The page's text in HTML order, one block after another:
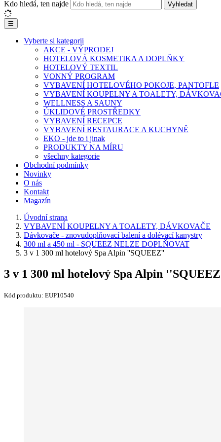
Kdo hledá, ten najde Vyhledat
☰
Vyberte si kategorii
AKCE - VÝPRODEJ
HOTELOVÁ KOSMETIKA A DOPLŇKY
HOTELOVÝ TEXTIL
VONNÝ PROGRAM
VYBAVENÍ HOTELOVÉHO POKOJE, PANTOFLE
VYBAVENÍ KOUPELNY A TOALETY,
WELLNESS A SAUNY
ÚKLIDOVÉ PROSTŘEDKY
VYBAVENÍ RECEPCE
VYBAVENÍ RESTAURACE A KUCHYNĚ
EKO - jde to i jinak
PRODUKTY NA MÍRU
všechny kategorie
Obchodní podmínky
Novinky
O nás
Kontakt
Magazín
Úvodní strana
VYBAVENÍ KOUPELNY A TOALETY, DÁVKOVAČE
Dávkovače - znovudoplňovací balení a dolévací kanystry
300 ml a 450 ml - SQUEEZ NELZE DOPLŇOVAT
3 v 1 300 ml hotelový Spa Alpin ''SQUEEZ''
3 v 1 300 ml hotelový Spa Alpin
Kód produktu: EUP10540